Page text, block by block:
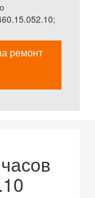
ремонт